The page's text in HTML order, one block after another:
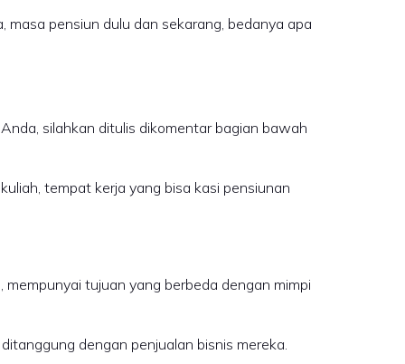
pensiun dulu dan sekarang, bedanya apa
silahkan ditulis dikomentar bagian bawah
tempat kerja yang bisa kasi pensiunan
tujuan yang berbeda dengan mimpi
dengan penjualan bisnis mereka.